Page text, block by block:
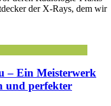
der X-Rays, dem wir
– Ein Meisterwerk
und perfekter